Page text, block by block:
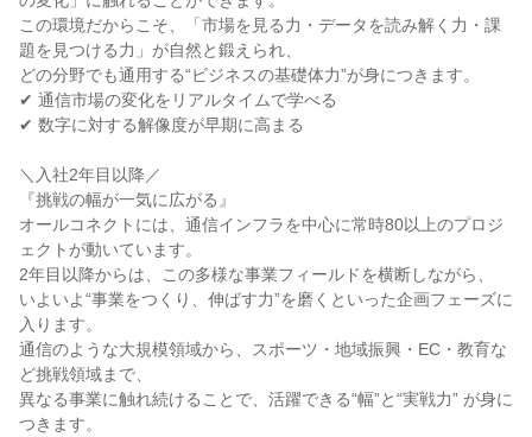
この環境だからこそ、「市場を見る力・データを読み解く力・課
題を見つける力」が自然と鍛えられ、
どの分野でも通用する“ビジネスの基礎体力”が身につきます。
✔ 通信市場の変化をリアルタイムで学べる
✔ 数字に対する解像度が早期に高まる
＼入社2年目以降／
『挑戦の幅が一気に広がる』
オールコネクトには、通信インフラを中心に常時80以上のプロジ
ェクトが動いています。
2年目以降からは、この多様な事業フィールドを横断しながら、
いよいよ“事業をつくり、伸ばす力”を磨くといった企画フェーズに
入ります。
通信のような大規模領域から、スポーツ・地域振興・EC・教育な
ど挑戦領域まで、
異なる事業に触れ続けることで、活躍できる“幅”と“実戦力” が身に
つきます。